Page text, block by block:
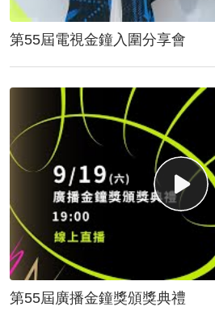
第55屆電視金鐘入圍分享會
第55屆廣播金鐘獎頒獎典禮